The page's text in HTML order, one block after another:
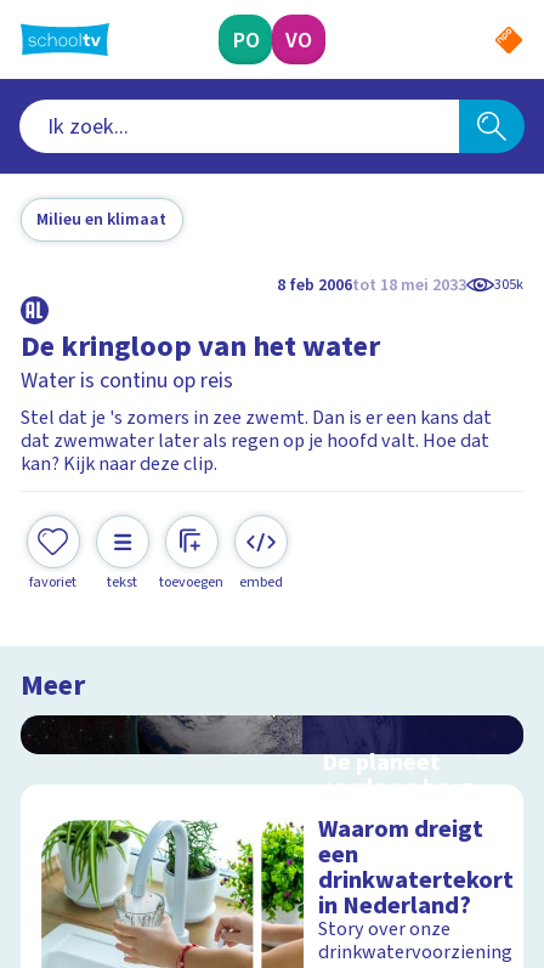
naar
hoofdinhoud
PO VO
Milieu en klimaat
8 feb 2006tot 18 mei 2033 305k
De kringloop van het water
Water is continu op reis
Stel dat je 's zomers in zee zwemt. Dan is er een kans dat
dat zwemwater later als regen op je hoofd valt. Hoe dat
kan? Kijk naar deze clip.
favoriet tekst toevoegen embed
Meer
De planeet
aarde en haar
satelliet, de
maan
Interactieve
schoolplaat voorbij
de dampkring
Waarom dreigt
een
drinkwatertekort
in Nederland?
Story over onze
drinkwatervoorziening